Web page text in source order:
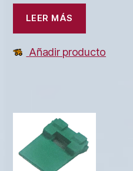
LEER MÁS
Añadir producto